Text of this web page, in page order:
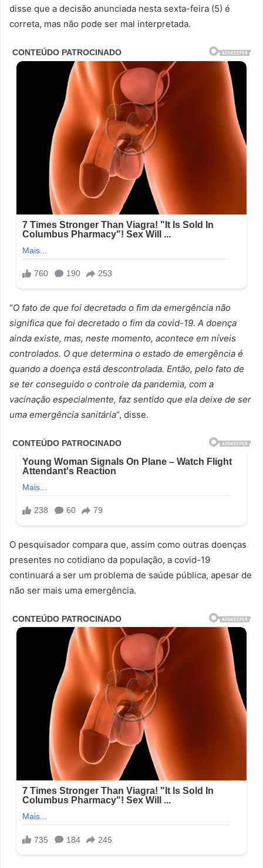
disse que a decisão anunciada nesta sexta-feira (5) é
correta, mas não pode ser mal interpretada.
“O fato de que foi decretado o fim da emergência não
significa que foi decretado o fim da covid-19. A doença
ainda existe, mas, neste momento, acontece em níveis
controlados. O que determina o estado de emergência é
quando a doença está descontrolada. Então, pelo fato de
se ter conseguido o controle da pandemia, com a
vacinação especialmente, faz sentido que ela deixe de ser
uma emergência sanitária“, disse.
O pesquisador compara que, assim como outras doenças
presentes no cotidiano da população, a covid-19
continuará a ser um problema de saúde pública, apesar de
não ser mais uma emergência.